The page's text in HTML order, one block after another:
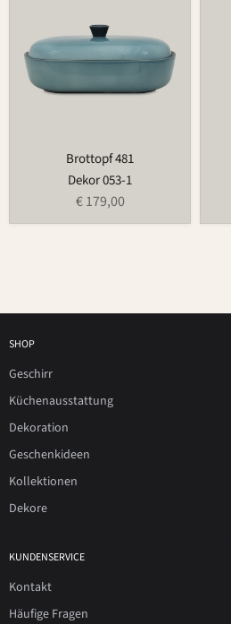
Brottopf 481
Dekor 053-1
€ 179,00
SHOP
Geschirr
Küchenausstattung
Dekoration
Geschenkideen
Kollektionen
Dekore
KUNDENSERVICE
Kontakt
Häufige Fragen